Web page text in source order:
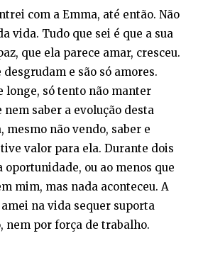
com a Emma, até então. Não
vida. Tudo que sei é que a sua
que ela parece amar, cresceu.
desgrudam e são só amores.
longe, só tento não manter
nem saber a evolução desta
mesmo não vendo, saber e
valor para ela. Durante dois
oportunidade, ou ao menos que
mim, mas nada aconteceu. A
na vida sequer suporta
nem por força de trabalho.